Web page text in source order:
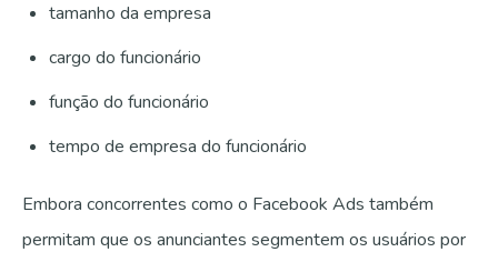
tamanho da empresa
cargo do funcionário
função do funcionário
tempo de empresa do funcionário
Embora concorrentes como o Facebook Ads também
permitam que os anunciantes segmentem os usuários por